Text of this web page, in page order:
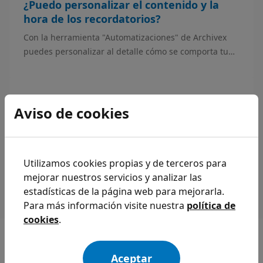
¿Puedo personalizar el contenido y la
hora de los recordatorios?
Con la herramienta "Automatizaciones" de Archivex
puedes personalizar al detalle cómo se comporta tu
automáticos dependiendo del
Sí, con la herramienta "Automatizaciones" de Archivex
dependiendo del profesional que atienda la cita.
Todas las
Aviso de cookies
Utilizamos cookies propias y de terceros para
mejorar nuestros servicios y analizar las
estadísticas de la página web para mejorarla.
Para más información visite nuestra política de
cookies.
Aceptar